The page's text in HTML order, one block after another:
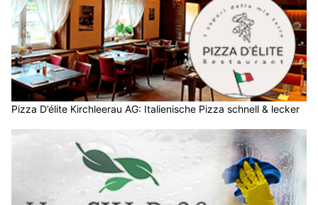
Pizza D’élite Kirchleerau AG: Italienische Pizza schnell & lecker